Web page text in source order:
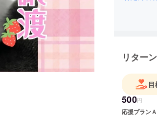
せますよ
リター
500円
応援プラン